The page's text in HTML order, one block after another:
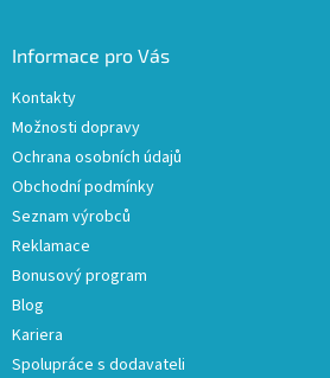
Informace pro Vás
Kontakty
Možnosti dopravy
Ochrana osobních údajů
Obchodní podmínky
Seznam výrobců
Reklamace
Bonusový program
Blog
Kariera
Spolupráce s dodavateli